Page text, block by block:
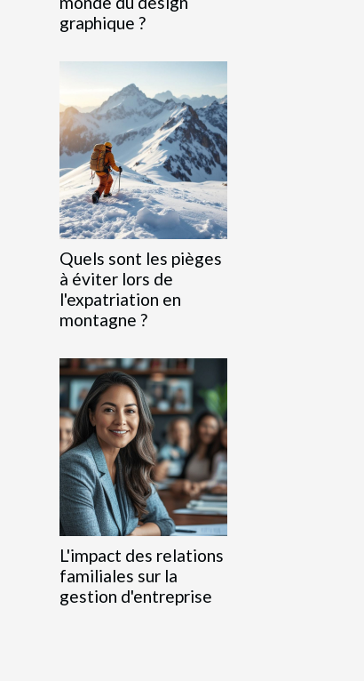
graphique ?
Quels sont les pièges
à éviter lors de
l'expatriation en
montagne ?
L'impact des relations
familiales sur la
gestion d'entreprise